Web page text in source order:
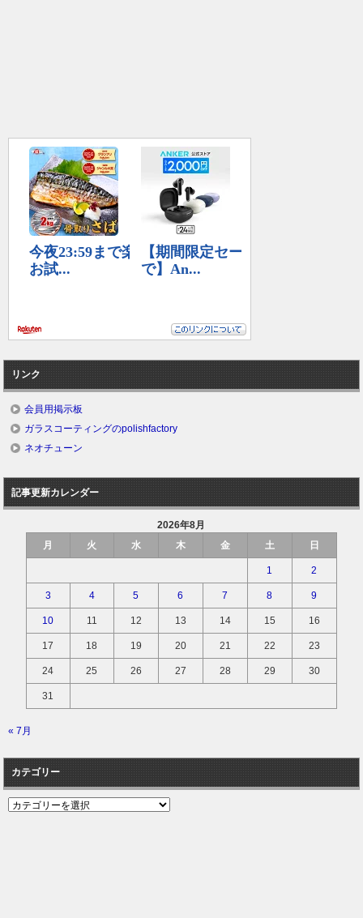
リンク
会員用掲示板
ガラスコーティングのpolishfactory
ネオチューン
記事更新カレンダー
2026年8月
月
火 水 木 金 土 日
1 2
3 4 5 6 7 8 9
10 11 12 13 14 15 16
17 18 19 20 21 22 23
24 25 26 27 28 29 30
31
« 7月
カテゴリー
カ